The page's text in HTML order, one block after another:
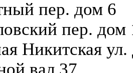
пер. дом 6
пер.
Никитская